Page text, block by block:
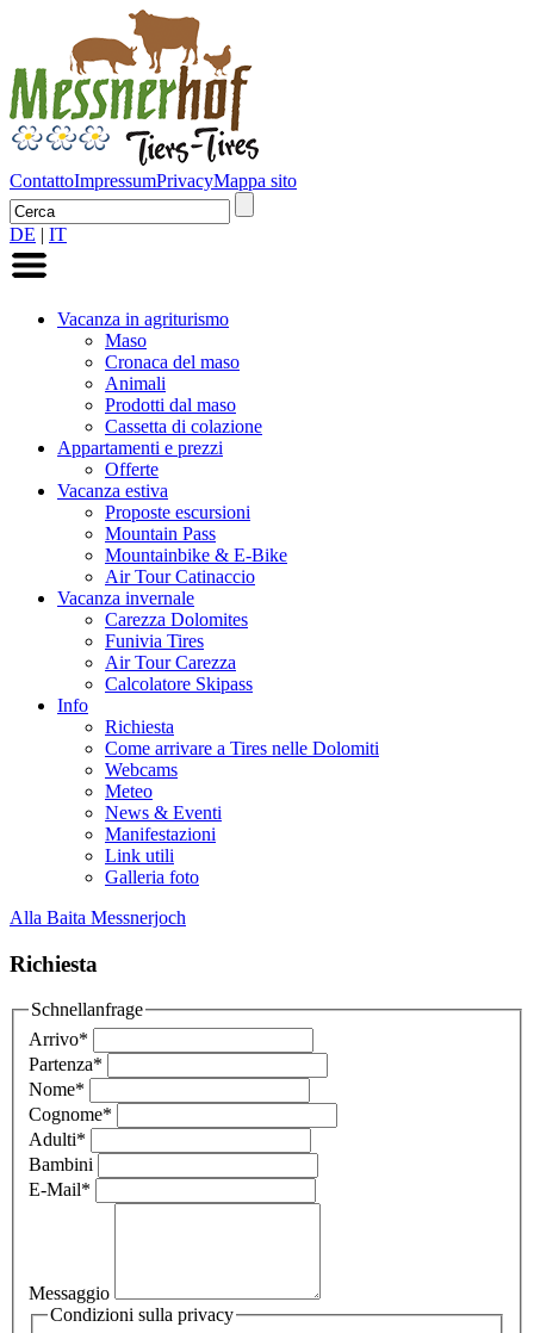
ContattoImpressumPrivacyMappa sito
DE | IT
Vacanza in agriturismo
Maso
Cronaca del maso
Animali
Prodotti dal maso
Cassetta di colazione
Appartamenti e prezzi
Offerte
Vacanza estiva
Proposte escursioni
Mountain Pass
Mountainbike & E-Bike
Air Tour Catinaccio
Vacanza invernale
Carezza Dolomites
Funivia Tires
Air Tour Carezza
Calcolatore Skipass
Info
Richiesta
Come arrivare a Tires nelle Dolomiti
Webcams
Meteo
News & Eventi
Manifestazioni
Link utili
Galleria foto
Alla Baita Messnerjoch
Richiesta
Schnellanfrage
Arrivo*
Partenza*
Nome*
Cognome*
Adulti*
Bambini
E-Mail*
Messaggio
Condizioni sulla privacy